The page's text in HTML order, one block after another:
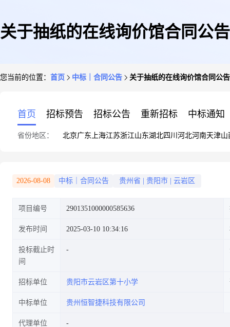
关于抽纸的在线询价馆合同公告
您当前的位置： 首页 中标｜合同公告 关于抽纸的在线询价馆合同公告
首页 招标预告 招标公告 重新招标 中标通知
省份地区： 北京广东 上海江苏浙江山东湖北四川 河北河南天津山
2026-08-08 中标｜合同公告 贵州省 贵阳市 云岩区
项目编号 2901351000000585636
发布时间 2025-03-10 10:34:16
投标截止时
间
招标单位 贵阳市云岩区第十小学
中标单位 贵州恒智捷科技有限公司
代理单位